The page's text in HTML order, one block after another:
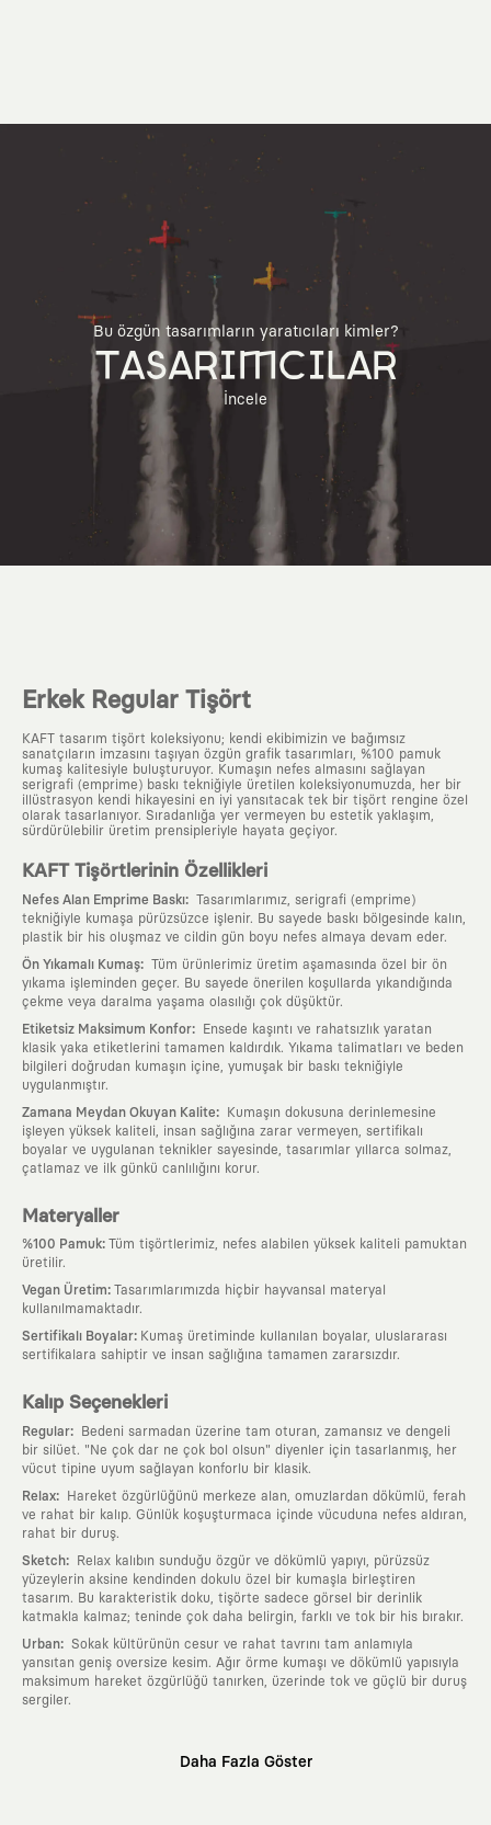
Bu özgün tasarımların yaratıcıları kimler?
TASARIMCILAR
İncele
Erkek Regular Tişört
KAFT tasarım tişört koleksiyonu; kendi ekibimizin ve bağımsız
sanatçıların imzasını taşıyan özgün grafik tasarımları, %100 pamuk
kumaş kalitesiyle buluşturuyor. Kumaşın nefes almasını sağlayan
serigrafi (emprime) baskı tekniğiyle üretilen koleksiyonumuzda, her bir
illüstrasyon kendi hikayesini en iyi yansıtacak tek bir tişört rengine özel
olarak tasarlanıyor. Sıradanlığa yer vermeyen bu estetik yaklaşım,
sürdürülebilir üretim prensipleriyle hayata geçiyor.
KAFT Tişörtlerinin Özellikleri
Nefes Alan Emprime Baskı: Tasarımlarımız, serigrafi (emprime)
tekniğiyle kumaşa pürüzsüzce işlenir. Bu sayede baskı bölgesinde kalın,
plastik bir his oluşmaz ve cildin gün boyu nefes almaya devam eder.
Ön Yıkamalı Kumaş: Tüm ürünlerimiz üretim aşamasında özel bir ön
yıkama işleminden geçer. Bu sayede önerilen koşullarda yıkandığında
çekme veya daralma yaşama olasılığı çok düşüktür.
Etiketsiz Maksimum Konfor:
Ensede kaşıntı ve rahatsızlık yaratan
klasik yaka etiketlerini tamamen kaldırdık. Yıkama talimatları ve beden
bilgileri doğrudan kumaşın içine, yumuşak bir baskı tekniğiyle
uygulanmıştır.
Zamana Meydan Okuyan Kalite:
Kumaşın dokusuna derinlemesine
işleyen yüksek kaliteli, insan sağlığına zarar vermeyen, sertifikalı
boyalar ve uygulanan teknikler sayesinde, tasarımlar yıllarca solmaz,
çatlamaz ve ilk günkü canlılığını korur.
Materyaller
%100 Pamuk: Tüm tişörtlerimiz, nefes alabilen yüksek kaliteli pamuktan
üretilir.
Vegan Üretim: Tasarımlarımızda hiçbir hayvansal materyal
kullanılmamaktadır.
Sertifikalı Boyalar: Kumaş üretiminde kullanılan boyalar, uluslararası
sertifikalara sahiptir ve insan sağlığına tamamen zararsızdır.
Kalıp Seçenekleri
Regular:
Bedeni sarmadan üzerine tam oturan, zamansız ve dengeli
bir silüet. "Ne çok dar ne çok bol olsun" diyenler için tasarlanmış, her
vücut tipine uyum sağlayan konforlu bir klasik.
Relax:
Hareket özgürlüğünü merkeze alan, omuzlardan dökümlü, ferah
ve rahat bir kalıp. Günlük koşuşturmaca içinde vücuduna nefes aldıran,
rahat bir duruş.
Sketch:
Relax kalıbın sunduğu özgür ve dökümlü yapıyı, pürüzsüz
yüzeylerin aksine kendinden dokulu özel bir kumaşla birleştiren
tasarım. Bu karakteristik doku, tişörte sadece görsel bir derinlik
katmakla kalmaz; teninde çok daha belirgin, farklı ve tok bir his bırakır.
Urban: Sokak kültürünün cesur ve rahat tavrını tam anlamıyla
yansıtan geniş oversize kesim. Ağır örme kumaşı ve dökümlü yapısıyla
maksimum hareket özgürlüğü tanırken, üzerinde tok ve güçlü bir duruş
sergiler.
Daha Fazla Göster